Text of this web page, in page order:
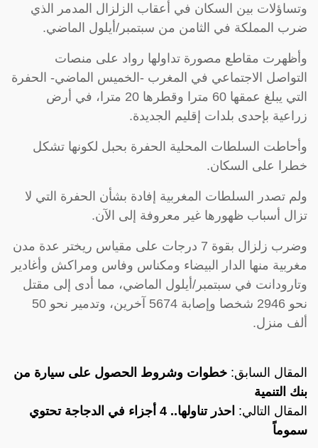
وتساؤلات بين السكان في أعقاب الزلزال المدمر الذي
ضرب المملكة في الثامن من سبتمبر/أيلول الماضي.
وأظهرت مقاطع مصورة تداولها رواد على منصات
التواصل الاجتماعي في المغرب -الخميس الماضي- الحفرة
التي يبلغ عمقها 60 مترا وقطرها 20 مترا، في أرض
زراعية بإحدى بلدات إقليم الجديدة.
وأحاطت السلطات المحلية الحفرة بحبل لكونها تشكل
خطرا على السكان.
ولم تصدر السلطات المغربية إفادة بشأن الحفرة التي لا
تزال أسباب ظهورها غير معروفة إلى الآن.
وضرب زلزال بقوة 7 درجات على مقياس ريختر عدة مدن
مغربية منها الدار البيضاء ومكناس وفاس ومراكش وأغادير
وتارودانت في سبتمبر/أيلول الماضي، مما أدى إلى مقتل
نحو 2946 شخصا وإصابة 5674 آخرين، وتدمير نحو 50
ألف منزل.
المقال السابق: خطوات وشروط الحصول على سيارة من
بنك التنمية
المقال التالي:
احذر تناولها.. 4 أجزاء في الدجاجة تحتوي
سموماً